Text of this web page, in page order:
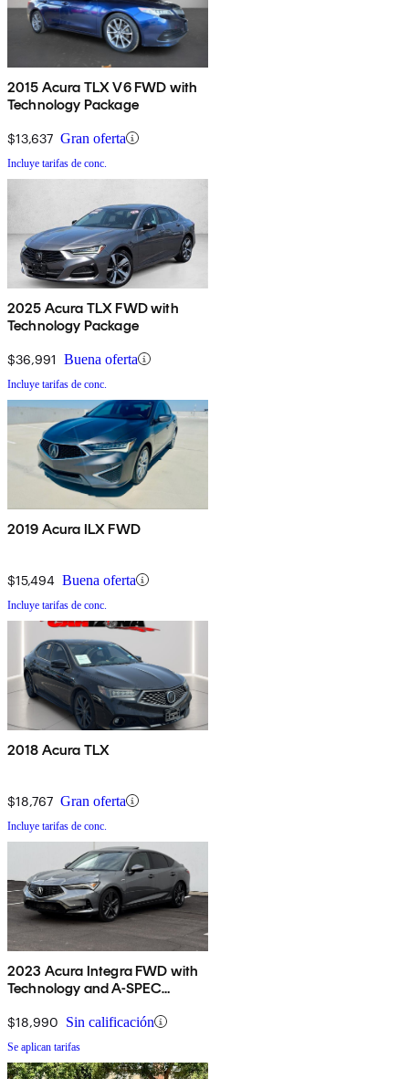
2015 Acura TLX V6 FWD with
Technology Package
$13,637 Gran oferta
Incluye tarifas de conc.
2025 Acura TLX FWD with
Technology Package
$36,991 Buena oferta
Incluye tarifas de conc.
2019 Acura ILX FWD
$15,494 Buena oferta
Incluye tarifas de conc.
2018 Acura TLX
$18,767 Gran oferta
Incluye tarifas de conc.
2023 Acura Integra FWD with
Technology and A-SPEC
$18,990 Sin calificación
Se aplican tarifas